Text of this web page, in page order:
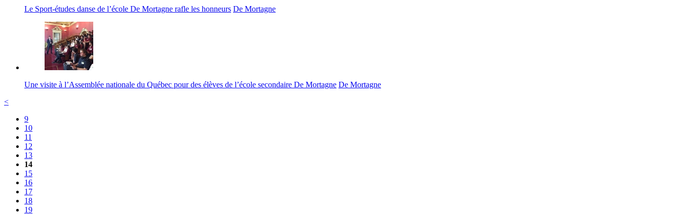
Le Sport-études danse de l’école De Mortagne rafle les honneurs De Mortagne
Une visite à l’Assemblée nationale du Québec pour des élèves de l’école secondaire De Mortagne De Mortagne
<
9
10
11
12
13
14
15
16
17
18
19